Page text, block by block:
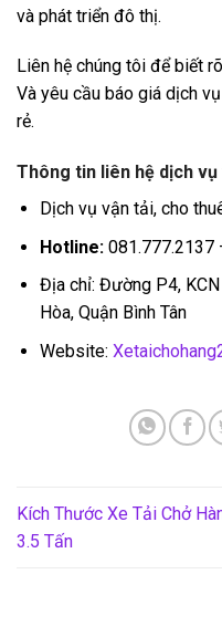
và phát triển đô thị.
Liên hệ chúng tôi để biết
Và yêu cầu báo giá dịch
rẻ.
Thông tin liên hệ dịch vụ
Dịch vụ vận tải, cho
Hotline:081.777.2137
Địa chỉ: Đường P4,
Hòa, Quận Bình Tân
Website:
Kích Thước Xe Tải Chở
3.5 Tấn